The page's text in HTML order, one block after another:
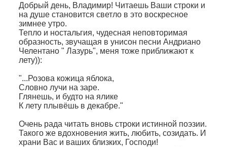
Добрый день, Владимир! Читаешь Ваши строки и
на душе становится светло в это воскресное
зимнее утро.
Тепло и ностальгия, чудесная неповторимая
образность, звучащая в унисон песни Андриано
Челентано " Лазурь", меня тоже приближают к
лету)):
"...Розова кожица яблока,
Словно лучи на заре.
Глянешь, и будто на ялике
К лету плывёшь в декабре."
Очень рада читать вновь строки истинной поэзии.
Такого же вдохновения жить, любить, созидать. И
храни Вас и ваших близких, Господи!